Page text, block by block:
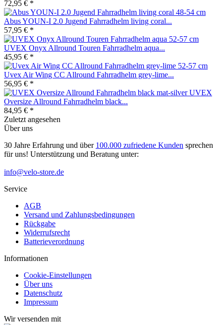
72,95 € *
Abus YOUN-I 2.0 Jugend Fahrradhelm living coral...
57,95 € *
UVEX Onyx Allround Touren Fahrradhelm aqua...
45,95 € *
Uvex Air Wing CC Allround Fahrradhelm grey-lime...
56,95 € *
UVEX
Oversize Allround Fahrradhelm black...
84,95 € *
Zuletzt angesehen
Über uns
30 Jahre Erfahrung und über 100.000 zufriedene Kunden sprechen
für uns! Unterstützung und Beratung unter:
info@velo-store.de
Service
AGB
Versand und Zahlungsbedingungen
Rückgabe
Widerrufsrecht
Batterieverordnung
Informationen
Cookie-Einstellungen
Über uns
Datenschutz
Impressum
Wir versenden mit